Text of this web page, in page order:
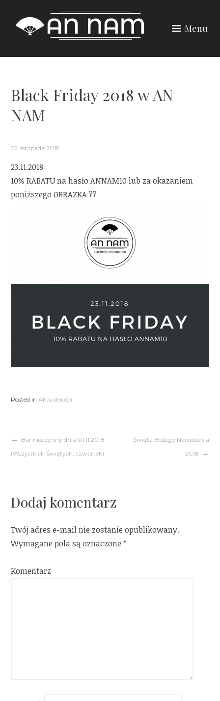
content
Menu
Black Friday 2018 w AN
NAM
22 listopada 2018
23.11.2018
10% RABATU na hasło ANNAM10 lub za okazaniem
poniższego OBRAZKA ??
Posted in Aktualności
Nawigacja
Bar nieczynny dnia 01.11.2018
(Wszystkich Świętych, czwartek)
Święta Bożego Narodzenia
2018
Dodaj komentarz
Twój adres e-mail nie zostanie opublikowany.
Wymagane pola są oznaczone*
Komentarz